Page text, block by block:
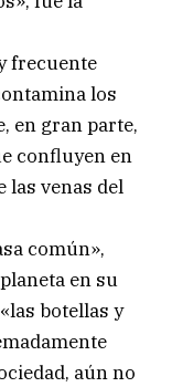
frecuente
los
en gran parte,
confluyen en
las venas del
común»,
en su
botellas y
aún no